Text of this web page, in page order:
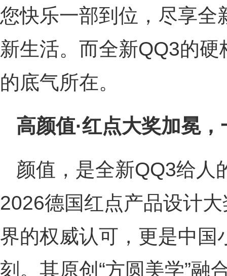
您快乐一部到位，尽享全
新生活。而全新QQ3的
的底气所在。
高颜值·红点大奖加冕，
颜值，是全新QQ3给人
2026德国红点产品设计
界的权威认可，更是中国
刻。其原创“方圆美学”融